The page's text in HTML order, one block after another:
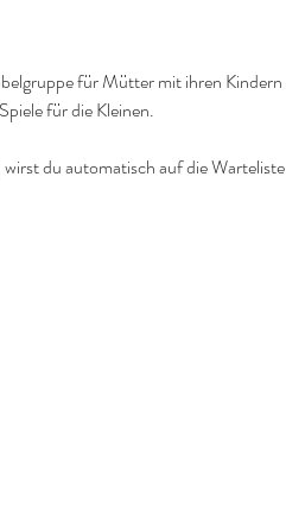
für Mütter mit ihren Kindern
für die Kleinen.
du automatisch auf die Warteliste